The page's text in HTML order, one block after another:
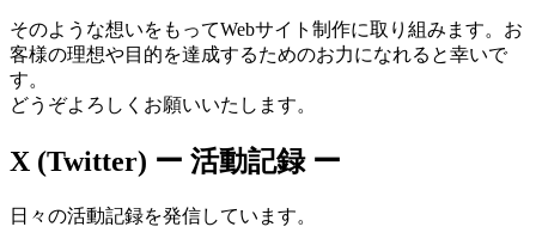
そのような想いをもってWebサイト制作に取り組みます。お
客様の理想や目的を達成するためのお力になれると幸いで
す。
どうぞよろしくお願いいたします。
X (Twitter) ー 活動記録 ー
日々の活動記録を発信しています。